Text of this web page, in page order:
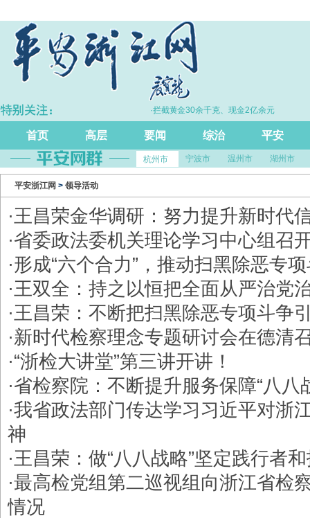
电诈工作体系 ·拦截黄金30余千克、现金2亿余元
首页 高层 要闻 综治 平安
杭州市 宁波市 温州市 湖州市
平安浙江网 > 领导活动
·王昌荣金华调研：努力提升新时代
·省委政法委机关理论学习中心组召
·形成“六个合力”，推动扫黑除恶专
·王双全：持之以恒把全面从严治党
·王昌荣：不断把扫黑除恶专项斗争
·新时代检察理念专题研讨会在德清
·“浙检大讲堂”第三讲开讲！
·省检察院：​不断提升服务保障“八八
·我省政法部门传达学习习近平对浙
神
·王昌荣：做“八八战略”坚定践行者
·最高检党组第二巡视组向浙江省检
情况